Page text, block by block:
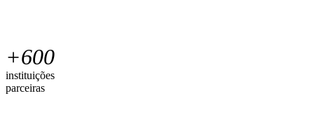
+600
instituições
parceiras